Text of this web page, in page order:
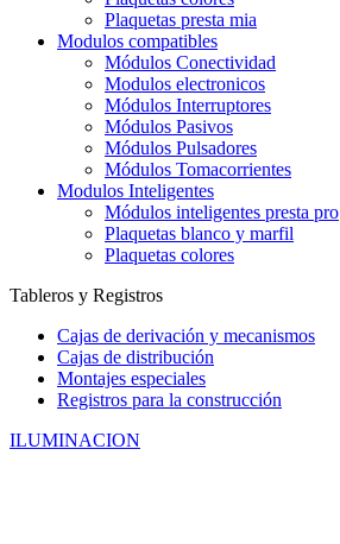
Plaquetas presta mia
Modulos compatibles
Módulos Conectividad
Modulos electronicos
Módulos Interruptores
Módulos Pasivos
Módulos Pulsadores
Módulos Tomacorrientes
Modulos Inteligentes
Módulos inteligentes presta pro
Plaquetas blanco y marfil
Plaquetas colores
Tableros y Registros
Cajas de derivación y mecanismos
Cajas de distribución
Montajes especiales
Registros para la construcción
ILUMINACION